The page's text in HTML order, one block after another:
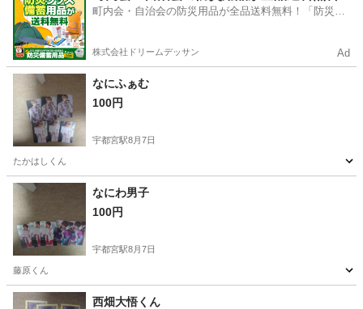
町内会・自治会の防災用品が全品送料無料！「防災備
株式会社ドリームデッサン Ad
なにふぁむ
100円
宇都宮駅8月7日
たかはしくん
栃木 宇都宮市 宇都宮駅
なにわ男子
100円
宇都宮駅8月7日
藤原くん
栃木 宇都宮市 宇都宮駅
西畑大悟くん